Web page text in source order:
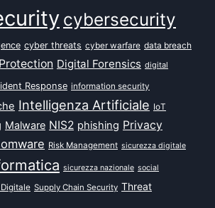
cybersecurity
cyber threats cyber warfare data breach
Digital Forensics digital
Response information security
Intelligenza Artificiale IoT
Malware NIS2 phishing Privacy
Risk Management sicurezza digitale
sicurezza nazionale social
Supply Chain Security Threat